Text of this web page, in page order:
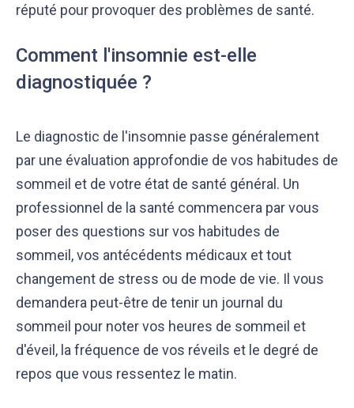
réputé pour provoquer des problèmes de santé.
Comment l'insomnie est-elle
diagnostiquée ?
Le diagnostic de l'insomnie passe généralement
par une évaluation approfondie de vos habitudes de
sommeil et de votre état de santé général. Un
professionnel de la santé commencera par vous
poser des questions sur vos habitudes de
sommeil, vos antécédents médicaux et tout
changement de stress ou de mode de vie. Il vous
demandera peut-être de tenir un journal du
sommeil pour noter vos heures de sommeil et
d'éveil, la fréquence de vos réveils et le degré de
repos que vous ressentez le matin.